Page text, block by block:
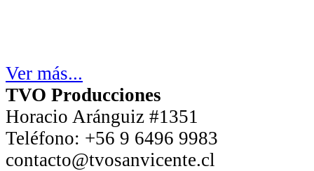
Ver más...
TVO Producciones
Horacio Aránguiz #1351
Teléfono: +56 9 6496 9983
contacto@tvosanvicente.cl